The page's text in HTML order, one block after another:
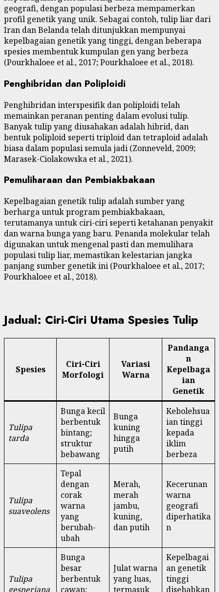
geografi, dengan populasi berbeza mempamerkan
profil genetik yang unik. Sebagai contoh, tulip liar dari
Iran dan Belanda telah ditunjukkan mempunyai
kepelbagaian genetik yang tinggi, dengan beberapa
spesies membentuk kumpulan gen yang berbeza
(Pourkhaloee et al., 2017; Pourkhaloee et al., 2018).
Penghibridan dan Poliploidi
Penghibridan interspesifik dan poliploidi telah
memainkan peranan penting dalam evolusi tulip.
Banyak tulip yang diusahakan adalah hibrid, dan
bentuk poliploid seperti triploid dan tetraploid adalah
biasa dalam populasi semula jadi (Zonneveld, 2009;
Marasek-Ciolakowska et al., 2021).
Pemuliharaan dan Pembiakbakaan
Kepelbagaian genetik tulip adalah sumber yang
berharga untuk program pembiakbakaan,
terutamanya untuk ciri-ciri seperti ketahanan penyakit
dan warna bunga yang baru. Penanda molekular telah
digunakan untuk mengenal pasti dan memulihara
populasi tulip liar, memastikan kelestarian jangka
panjang sumber genetik ini (Pourkhaloee et al., 2017;
Pourkhaloee et al., 2018).
Jadual: Ciri-Ciri Utama Spesies Tulip
Spesies
Ciri-Ciri
Morfologi
Variasi
Warna
Pandanga
n
Kepelbaga
ian
Genetik
Tulipa
tarda
Bunga kecil
berbentuk
bintang;
struktur
bebawang
Bunga
kuning
hingga
putih
Kebolehsua
ian tinggi
kepada
iklim
berbeza
Tulipa
suaveolens
Tepal
dengan
corak
warna
yang
berubah-
ubah
Merah,
merah
jambu,
kuning,
dan putih
Kecerunan
warna
geografi
diperhatika
n
Tulipa
gesneriana
Bunga
besar
berbentuk
cawan;
Julat warna
yang luas,
termasuk
Kepelbagai
an genetik
tinggi
disebabkan